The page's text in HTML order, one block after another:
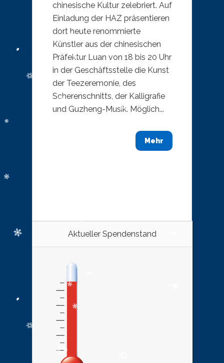
chinesische Kultur zelebriert. Auf
Einladung der HAZ präsentieren
dort heute renommierte
Künstler aus der chinesischen
Präfektur Luan von 18 bis 20 Uhr
in der Geschäftsstelle die Kunst
der Teezeremonie, des
Scherenschnitts, der Kalligrafie
und Guzheng-Musik. Möglich...
Mehr
Aktueller Spendenstand